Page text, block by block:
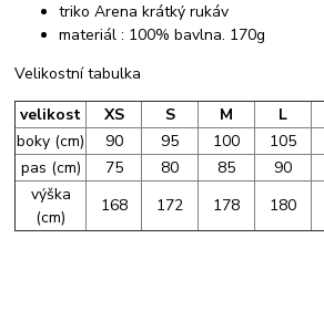
triko Arena krátký rukáv
materiál : 100% bavlna. 170g
Velikostní tabulka
velikost
XS S M L
boky (cm)
90 95 100 105
pas (cm)
75 80 85 90
výška
(cm)
168 172 178 180